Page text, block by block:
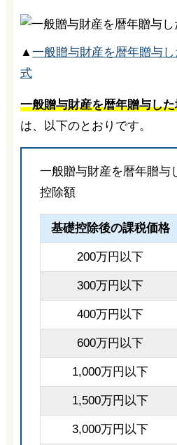
▲一般贈与財産を暦年贈与
式
一般贈与財産を暦年贈与し
は、以下のとおりです。
一般贈与財産を暦年贈与
控除額
基礎控除後の課税価格
200万円以下
300万円以下
400万円以下
600万円以下
1,000万円以下
1,500万円以下
3,000万円以下